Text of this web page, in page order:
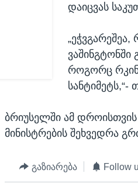
დაიცვას
როგორც
ბრიუსელში ამ დროისთვის
მინისტრების შეხვედრა
გაზიარება Follow